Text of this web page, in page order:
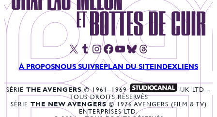
X Tumblr InstagramFacebook YouTube Bluesky Threads
À PROPOSNOUS SUIVREPLAN DU SITEINDEXLIENS
SÉRIE THE AVENGERS© 1961–1969
UK LTD –
TOUS DROITS RÉSERVÉS
SÉRIE THE NEW AVENGERS© 1976 AVENGERS (FILM & TV)
ENTERPRISES LTD.